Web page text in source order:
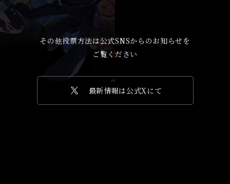
その他投票方法は公式SNSからのお知らせを
ご覧ください
最新情報は公式Xにて